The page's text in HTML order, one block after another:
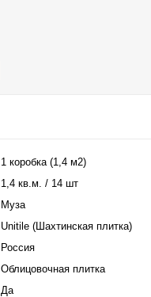
1 коробка (1,4 м2)
1,4 кв.м. / 14 шт
Муза
Unitile (Шахтинская плитка)
Россия
Облицовочная плитка
Да